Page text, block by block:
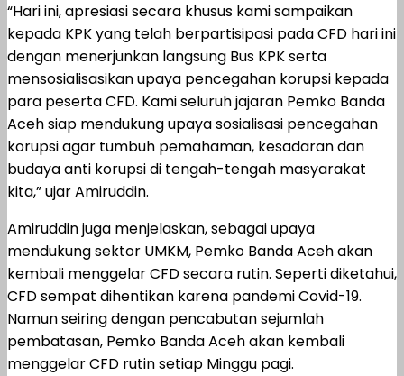
“Hari ini, apresiasi secara khusus kami sampaikan
kepada KPK yang telah berpartisipasi pada CFD hari ini
dengan menerjunkan langsung Bus KPK serta
mensosialisasikan upaya pencegahan korupsi kepada
para peserta CFD. Kami seluruh jajaran Pemko Banda
Aceh siap mendukung upaya sosialisasi pencegahan
korupsi agar tumbuh pemahaman, kesadaran dan
budaya anti korupsi di tengah-tengah masyarakat
kita,” ujar Amiruddin.
Amiruddin juga menjelaskan, sebagai upaya
mendukung sektor UMKM, Pemko Banda Aceh akan
kembali menggelar CFD secara rutin. Seperti diketahui,
CFD sempat dihentikan karena pandemi Covid-19.
Namun seiring dengan pencabutan sejumlah
pembatasan, Pemko Banda Aceh akan kembali
menggelar CFD rutin setiap Minggu pagi.